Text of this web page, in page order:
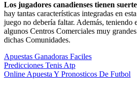
Los jugadores canadienses tienen
hay tantas características integradas en
juego no debería faltar. Además, teniendo
algunos Centros Comerciales muy
dichas Comunidades.
Apuestas Ganadoras Faciles
Predicciones Tenis Atp
Online Apuesta Y Pronosticos De Futbol